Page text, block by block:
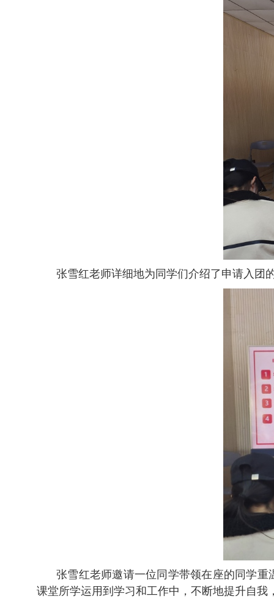
张雪红老师详细地为同学们介绍了申请入团
张雪红老师邀请一位同学带领在座的同学重
课堂所学运用到学习和工作中，不断地提升自我